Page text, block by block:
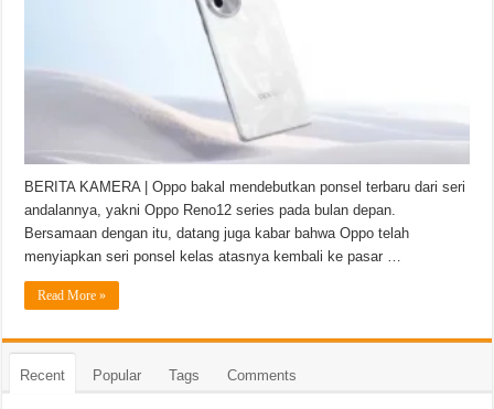
BERITA KAMERA | Oppo bakal mendebutkan ponsel terbaru dari seri
andalannya, yakni Oppo Reno12 series pada bulan depan.
Bersamaan dengan itu, datang juga kabar bahwa Oppo telah
menyiapkan seri ponsel kelas atasnya kembali ke pasar …
Read More »
Recent Popular Tags Comments